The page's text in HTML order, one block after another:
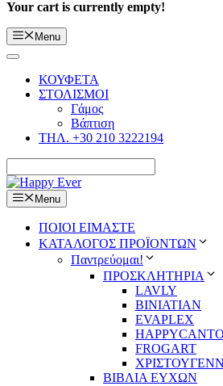
Your cart is currently empty!
Menu
ΚΟΥΦΕΤΑ
ΣΤΟΛΙΣΜΟΙ
Γάμος
Βάπτιση
ΤΗΛ. +30 210 3222194
Menu
ΠΟΙΟΙ ΕΙΜΑΣΤΕ
ΚΑΤΑΛΟΓΟΣ ΠΡΟΪΟΝΤΩΝ
Παντρεύομαι!
ΠΡΟΣΚΛΗΤΗΡΙΑ
LAVLY
BINIATIAN
EVAPLEX
HAPPYCANTO
FROGART
ΒΙΒΛΙΑ ΕΥΧΩΝ